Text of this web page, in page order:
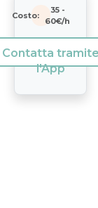
Costo:
35-
60€/h
Contatta
l'App